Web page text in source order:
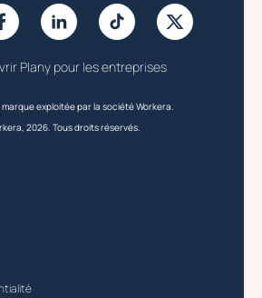
Plany pour les entreprises
exploitée par la société Workera.
2026. Tous droits réservés.